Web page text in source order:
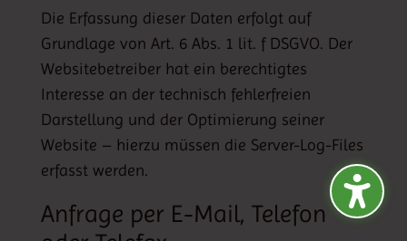
Die Erfassung dieser Daten erfolgt auf
Grundlage von Art. 6 Abs. 1 lit. f DSGVO. Der
Websitebetreiber hat ein berechtigtes
Interesse an der technisch fehlerfreien
Darstellung und der Optimierung seiner
Website – hierzu müssen die Server-Log-Files
erfasst werden.
Anfrage per E-Mail, Telefon